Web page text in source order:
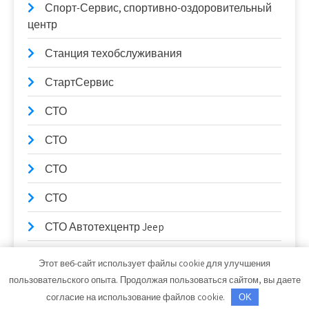
Спорт-Сервис, спортивно-оздоровительный
центр
Станция техобслуживания
СтартСервис
СТО
СТО
СТО
СТО
СТО Автотехцентр Jeep
Сто коней, официальный дилер Mitsubishi
Этот веб-сайт использует файлы cookie для улучшения
пользовательского опыта. Продолжая пользоваться сайтом, вы даете
согласие на использование файлов cookie.
OK